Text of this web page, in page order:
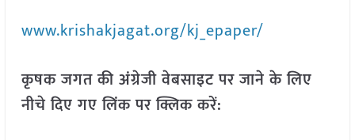
www.krishakjagat.org/kj_epaper/
कृषक जगत की अंग्रेजी वेबसाइट पर जाने के लिए
नीचे दिए गए लिंक पर क्लिक करें: